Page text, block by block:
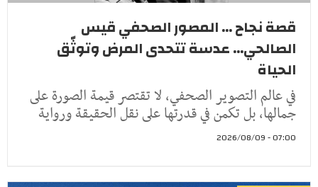
قصة نجاح ... المصور الصحفي قيس
الصالحي... عدسة تتحدى المرض وتوثّق
الحياة
في عالم التصوير الصحفي، لا تقتصر قيمة الصورة على
جمالها، بل تكمن في قدرتها على نقل الحقيقة ورواية
07:00 - 2026/08/09